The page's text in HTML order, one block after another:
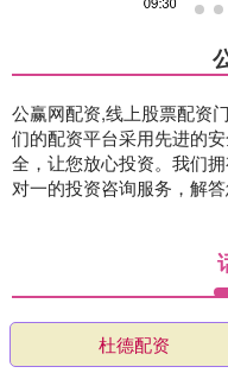
公赢网配资,线上股票配资
们的配资平台采用先进的
全，让您放心投资。我们
对一的投资咨询服务，解答
杜德配资